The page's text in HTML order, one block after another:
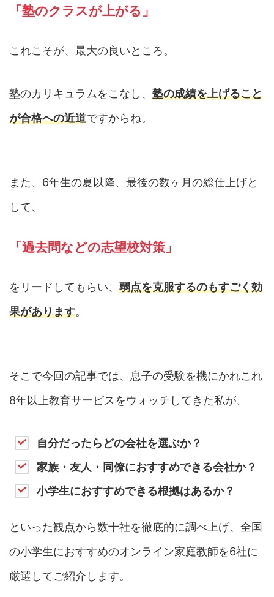
「塾のクラスが上がる」
これこそが、最大の良いところ。
塾のカリキュラムをこなし、 塾の成績を上げること
が合格への近道ですからね。
また、6年生の夏以降、最後の数ヶ月の総仕上げと
して、
「過去問などの志望校対策」
をリードしてもらい、 弱点を克服するのもすごく効
果があります。
そこで今回の記事では、 息子の受験を機にかれこれ
8年以上教育サービスをウォッチしてきた私が、
自分だったらどの会社を選ぶか？
家族・友人・同僚におすすめできる会社か？
小学生におすすめできる根拠はあるか？
といった観点から数十社を徹底的に調べ上げ、全国
の小学生におすすめのオンライン家庭教師を6社に
厳選してご紹介します。